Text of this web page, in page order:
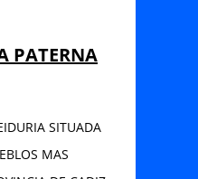
PATERNA
SITUADA
MAS
Paterna de